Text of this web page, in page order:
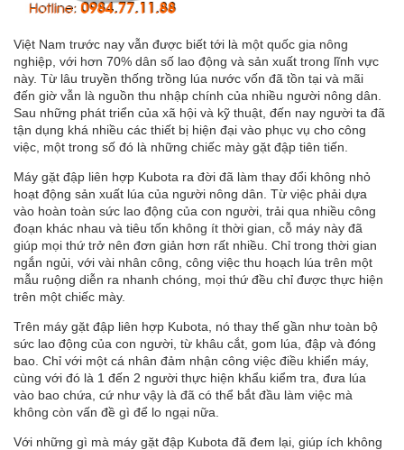
Việt Nam trước nay vẫn được biết tới là một quốc gia nông
nghiệp, với hơn 70% dân số lao động và sản xuất trong lĩnh vực
này. Từ lâu truyền thống trồng lúa nước vốn đã tồn tại và mãi
đến giờ vẫn là nguồn thu nhập chính của nhiều người nông dân.
Sau những phát triển của xã hội và kỹ thuật, đến nay người ta đã
tận dụng khá nhiều các thiết bị hiện đại vào phục vụ cho công
việc, một trong số đó là những chiếc mày gặt đập tiên tiến.
Máy gặt đập liên hợp Kubota ra đời đã làm thay đổi không nhỏ
hoạt động sản xuất lúa của người nông dân. Từ việc phải dựa
vào hoàn toàn sức lao động của con người, trải qua nhiều công
đoạn khác nhau và tiêu tốn không ít thời gian, cỗ máy này đã
giúp mọi thứ trở nên đơn giản hơn rất nhiều. Chỉ trong thời gian
ngắn ngủi, với vài nhân công, công việc thu hoạch lúa trên một
mẫu ruộng diễn ra nhanh chóng, mọi thứ đều chỉ được thực hiện
trên một chiếc mày.
Trên máy gặt đập liên hợp Kubota, nó thay thế gần như toàn bộ
sức lao động của con người, từ khâu cắt, gom lúa, đập và đóng
bao. Chỉ với một cá nhân đảm nhận công việc điều khiển máy,
cùng với đó là 1 đến 2 người thực hiện khẩu kiểm tra, đưa lúa
vào bao chứa, cứ như vậy là đã có thể bắt đầu làm việc mà
không còn vấn đề gì để lo ngại nữa.
Với những gì mà máy gặt đập Kubota đã đem lại, giúp ích không